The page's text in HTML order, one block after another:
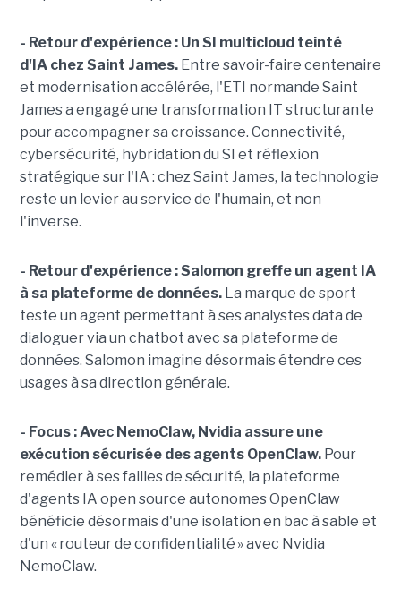
- Retour d'expérience : Un SI multicloud teinté
d'IA chez Saint James.Entre savoir-faire centenaire
et modernisation accélérée, l'ETI normande Saint
James a engagé une transformation IT structurante
pour accompagner sa croissance. Connectivité,
cybersécurité, hybridation du SI et réflexion
stratégique sur l'IA : chez Saint James, la technologie
reste un levier au service de l'humain, et non
l'inverse.
- Retour d'expérience :Salomon greffe un agent IA
à sa plateforme de données.La marque de sport
teste un agent permettant à ses analystes data de
dialoguer via un chatbot avec sa plateforme de
données. Salomon imagine désormais étendre ces
usages à sa direction générale.
- Focus : Avec NemoClaw, Nvidia assure une
exécution sécurisée des agents OpenClaw.Pour
remédier à ses failles de sécurité, la plateforme
d'agents IA open source autonomes OpenClaw
bénéficie désormais d'une isolation en bac à sable et
d'un « routeur de confidentialité » avec Nvidia
NemoClaw.